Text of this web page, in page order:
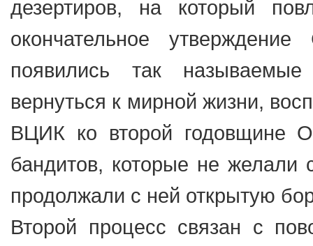
дезертиров, на который
окончательное
появились так называемые
вернуться к мирной жизни,
ВЦИК ко второй годовщине
бандитов, которые не желали
продолжали с ней открытую
Второй процесс связан с